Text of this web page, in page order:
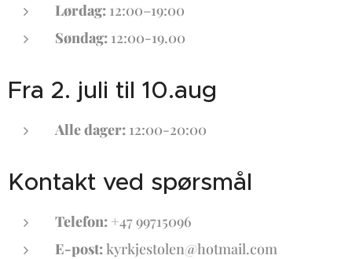
Lørdag: 12:00–19:00
Søndag: 12:00-19.00
Fra 2. juli til 10.aug
Alle dager: 12:00-20:00
Kontakt ved spørsmål
Telefon: +47 99715096
E-post:kyrkjestolen@hotmail.com